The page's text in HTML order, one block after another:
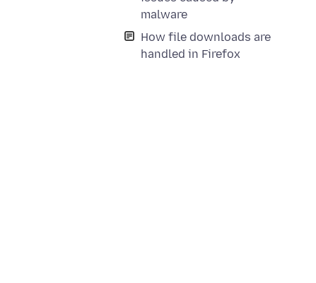
malware
How file downloads are
handled in Firefox